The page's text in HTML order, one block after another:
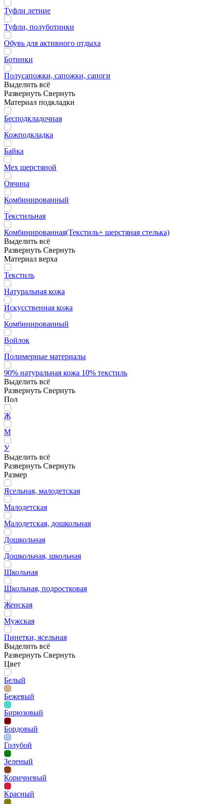
Туфли летние
Туфли, полуботинки
Обувь для активного отдыха
Ботинки
Полусапожки, сапожки, сапоги
Выделить всё
Развернуть Свернуть
Материал подкладки
Бесподкладочная
Кожподкладка
Байка
Мех шерстяной
Овчина
Комбинированный
Текстильная
Комбинированная(Текстиль+ шерстяная стелька)
Выделить всё
Развернуть Свернуть
Материал верха
Текстиль
Натуральная кожа
Искусственная кожа
Комбинированный
Войлок
Полимерные материалы
90% натуральная кожа 10% текстиль
Выделить всё
Развернуть Свернуть
Пол
Ж
М
У
Выделить всё
Развернуть Свернуть
Размер
Ясельная, малодетская
Малодетская
Малодетская, дошкольная
Дошкольная
Дошкольная, школьная
Школьная
Школьная, подростковая
Женская
Мужская
Пинетки, ясельная
Выделить всё
Развернуть Свернуть
Цвет
Белый
Бежевый
Бирюзовый
Бордовый
Голубой
Зеленый
Коричневый
Красный